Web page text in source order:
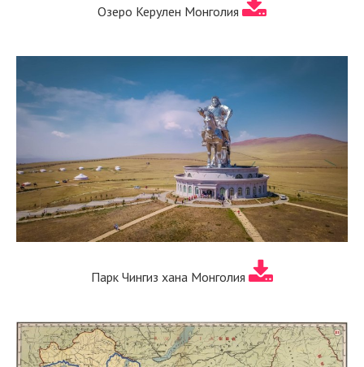
Озеро Керулен Монголия
Парк Чингиз хана Монголия